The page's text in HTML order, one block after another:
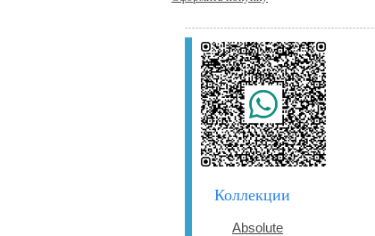
Коллекции
Absolute